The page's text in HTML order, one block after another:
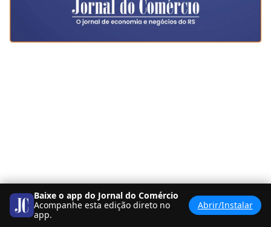
Baixe o app do Jornal do Comércio
Acompanhe esta edição direto no
app.
Abrir/Instalar